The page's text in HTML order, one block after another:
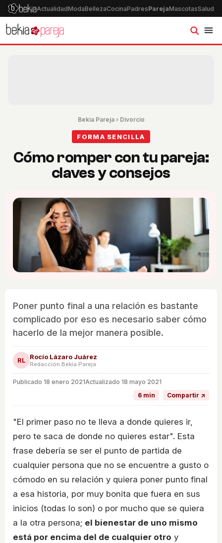
ActualidadModaBellezaCocinaPadresParejaMascotasSalud
Bekia Pareja› Divorcio
FORMA SENCILLA
Cómo romper con tu pareja:
claves y consejos
Poner punto final a una relación es bastante
complicado por eso es necesario saber cómo
hacerlo de la mejor manera posible.
RL Rocío Lázaro Juárez
Redacción Bekia Pareja
Publicado 18 enero 2021Actualizado 18 mayo 2021
6 min
Compartir ↗
"El primer paso no te lleva a donde quieres ir,
pero te saca de donde no quieres estar". Esta
frase debería se ser el punto de partida de
cualquier persona que no se encuentre a gusto o
cómodo en su relación y quiera poner punto final
a esa historia, por muy bonita que fuera en sus
inicios (todas lo son) o por mucho que se quiera
a la otra persona; el bienestar de uno mismo
está por encima del de cualquier otro y